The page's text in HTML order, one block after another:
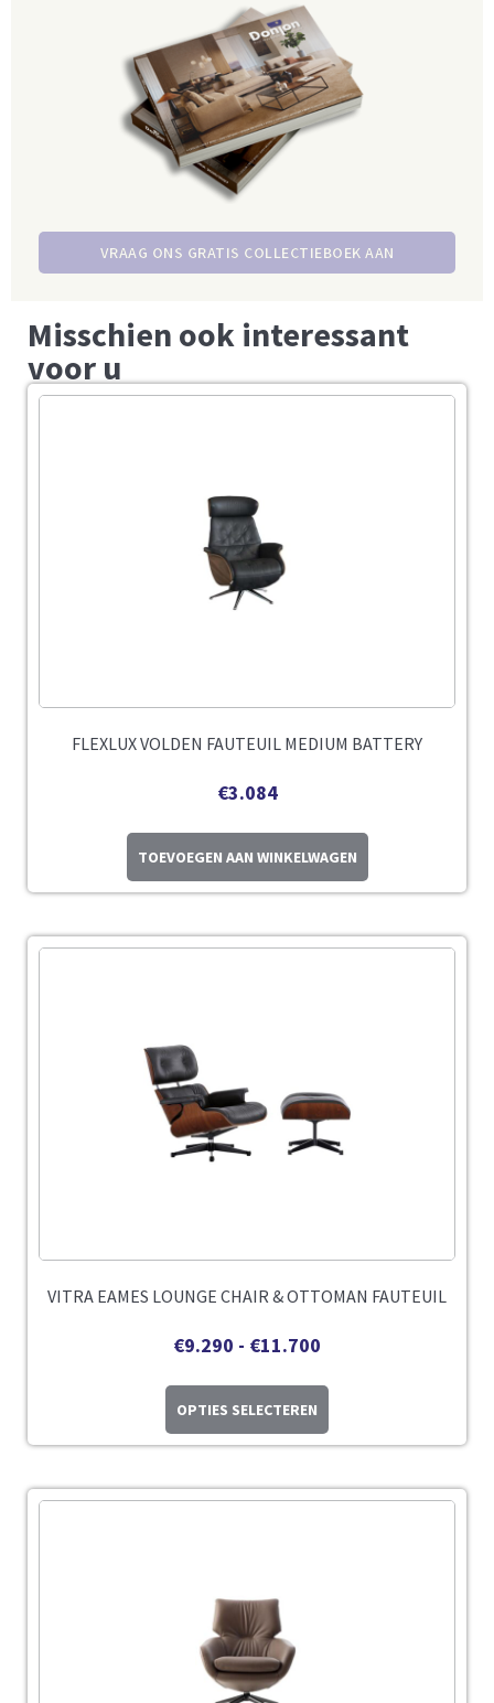
VRAAG ONS GRATIS COLLECTIEBOEK AAN
Misschien ook interessant
voor u
FLEXLUX VOLDEN FAUTEUIL MEDIUM BATTERY
€3.084
TOEVOEGEN AAN WINKELWAGEN
VITRA EAMES LOUNGE CHAIR & OTTOMAN FAUTEUIL
€9.290 - €11.700
OPTIES SELECTEREN